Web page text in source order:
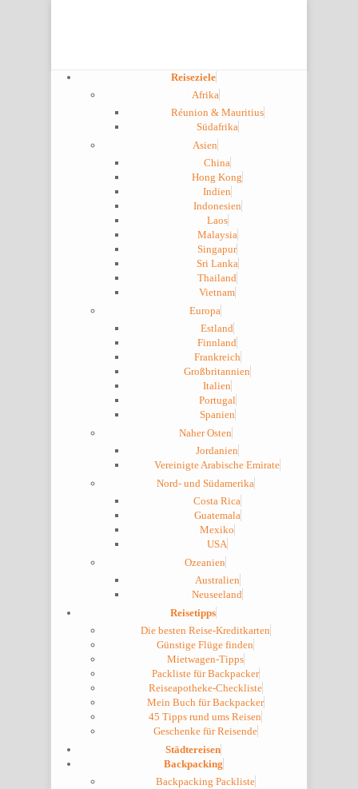
Reiseziele
Afrika
Réunion & Mauritius
Südafrika
Asien
China
Hong Kong
Indien
Indonesien
Laos
Malaysia
Singapur
Sri Lanka
Thailand
Vietnam
Europa
Estland
Finnland
Frankreich
Großbritannien
Italien
Portugal
Spanien
Naher Osten
Jordanien
Vereinigte Arabische Emirate
Nord- und Südamerika
Costa Rica
Guatemala
Mexiko
USA
Ozeanien
Australien
Neuseeland
Reisetipps
Die besten Reise-Kreditkarten
Günstige Flüge finden
Mietwagen-Tipps
Packliste für Backpacker
Reiseapotheke-Checkliste
Mein Buch für Backpacker
45 Tipps rund ums Reisen
Geschenke für Reisende
Städtereisen
Backpacking
Backpacking Packliste